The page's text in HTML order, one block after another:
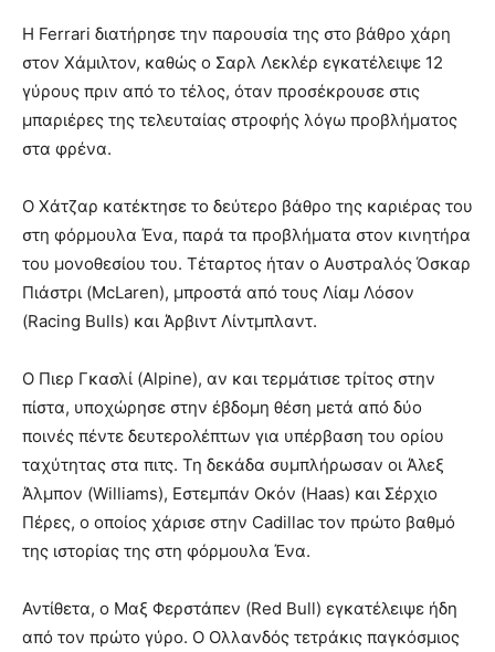
Η Ferrari διατήρησε την παρουσία της στο βάθρο χάρη
στον Χάμιλτον, καθώς ο Σαρλ Λεκλέρ εγκατέλειψε 12
γύρους πριν από το τέλος, όταν προσέκρουσε στις
μπαριέρες της τελευταίας στροφής λόγω προβλήματος
στα φρένα.
Ο Χάτζαρ κατέκτησε το δεύτερο βάθρο της καριέρας του
στη φόρμουλα Ένα, παρά τα προβλήματα στον κινητήρα
του μονοθεσίου του. Τέταρτος ήταν ο Αυστραλός Όσκαρ
Πιάστρι (McLaren), μπροστά από τους Λίαμ Λόσον
(Racing Bulls) και Άρβιντ Λίντμπλαντ.
Ο Πιερ Γκασλί (Alpine), αν και τερμάτισε τρίτος στην
πίστα, υποχώρησε στην έβδομη θέση μετά από δύο
ποινές πέντε δευτερολέπτων για υπέρβαση του ορίου
ταχύτητας στα πιτς. Τη δεκάδα συμπλήρωσαν οι Άλεξ
Άλμπον (Williams), Εστεμπάν Οκόν (Haas) και Σέρχιο
Πέρες, ο οποίος χάρισε στην Cadillac τον πρώτο βαθμό
της ιστορίας της στη φόρμουλα Ένα.
Αντίθετα, ο Μαξ Φερστάπεν (Red Bull) εγκατέλειψε ήδη
από τον πρώτο γύρο. Ο Ολλανδός τετράκις παγκόσμιος